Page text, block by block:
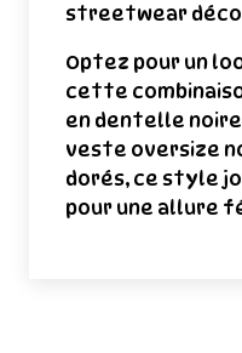
streetwear
Optez pour un
cette
en dentelle
veste oversize
dorés, ce style
pour une allure